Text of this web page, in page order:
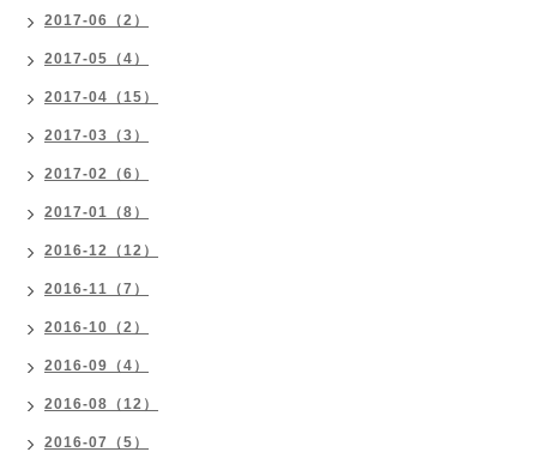
2017-06（2）
2017-05（4）
2017-04（15）
2017-03（3）
2017-02（6）
2017-01（8）
2016-12（12）
2016-11（7）
2016-10（2）
2016-09（4）
2016-08（12）
2016-07（5）